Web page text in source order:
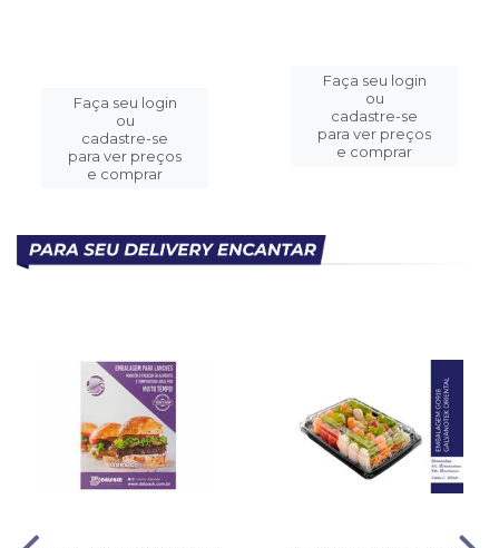
Faça seu login
ou
cadastre-se
para ver preços
e comprar
Faça seu login
ou
cadastre-se
para ver preços
e comprar